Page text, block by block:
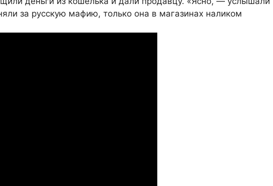
за русскую мафию, только она в магазинах наликом